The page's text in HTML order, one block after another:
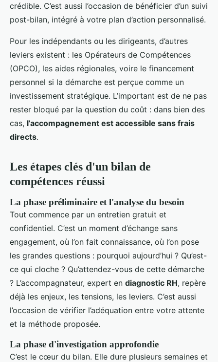
crédible. C’est aussi l’occasion de bénéficier d’un suivi
post-bilan, intégré à votre plan d’action personnalisé.
Pour les indépendants ou les dirigeants, d’autres
leviers existent : les Opérateurs de Compétences
(OPCO), les aides régionales, voire le financement
personnel si la démarche est perçue comme un
investissement stratégique. L’important est de ne pas
rester bloqué par la question du coût : dans bien des
cas, l’accompagnement est accessible sans frais
directs.
Les étapes clés d'un bilan de
compétences réussi
La phase préliminaire et l'analyse du besoin
Tout commence par un entretien gratuit et
confidentiel. C’est un moment d’échange sans
engagement, où l’on fait connaissance, où l’on pose
les grandes questions : pourquoi aujourd’hui ? Qu’est-
ce qui cloche ? Qu’attendez-vous de cette démarche
? L’accompagnateur, expert en diagnostic RH, repère
déjà les enjeux, les tensions, les leviers. C’est aussi
l’occasion de vérifier l’adéquation entre votre attente
et la méthode proposée.
La phase d'investigation approfondie
C’est le cœur du bilan. Elle dure plusieurs semaines et